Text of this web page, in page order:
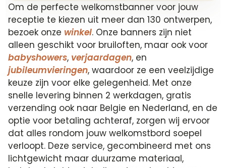
Om de perfecte welkomstbanner voor jouw
receptie te kiezen uit meer dan 130 ontwerpen,
bezoek onze winkel. Onze banners zijn niet
alleen geschikt voor bruiloften, maar ook voor
babyshowers, verjaardagen, en
jubileumvieringen, waardoor ze een veelzijdige
keuze zijn voor elke gelegenheid. Met onze
snelle levering binnen 2 werkdagen, gratis
verzending ook naar Belgie en Nederland, en de
optie voor betaling achteraf, zorgen wij ervoor
dat alles rondom jouw welkomstbord soepel
verloopt. Deze service, gecombineerd met ons
lichtgewicht maar duurzame materiaal,